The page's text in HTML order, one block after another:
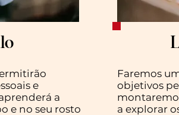
e
a
e no seu rosto
Faremos
objetivos
a explorar